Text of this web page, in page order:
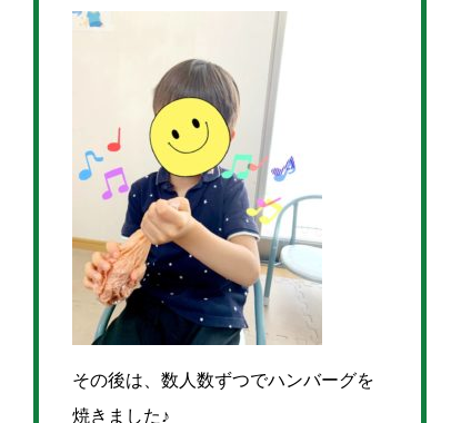
その後は、数人数ずつでハンバーグを
焼きました♪